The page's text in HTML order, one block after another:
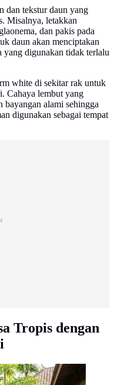
dan tekstur daun yang
Misalnya, letakkan
dan pakis pada
daun akan menciptakan
yang digunakan tidak terlalu
white di sekitar rak untuk
Cahaya lembut yang
bayangan alami sehingga
digunakan sebagai tempat
Tropis dengan